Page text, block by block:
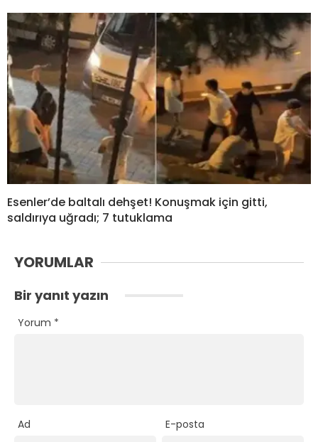
Esenler’de baltalı dehşet! Konuşmak için gitti,
saldırıya uğradı; 7 tutuklama
YORUMLAR
Bir yanıt yazın
Yorum *
Ad E-posta